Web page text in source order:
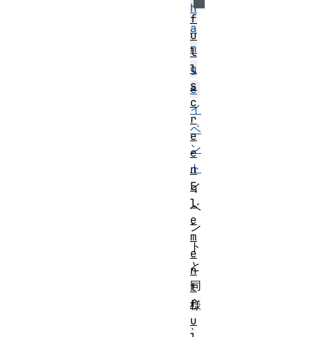
h
a
n
g
e
イ
ベ
ン
ト
イ
ベ
ン
ト
と
同
様
、
f
u
l
l
s
c
r
e
e
n
E
l
e
m
e
n
t
f
u